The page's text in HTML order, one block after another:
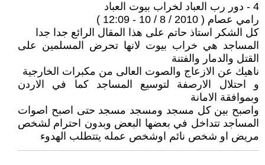
4 - دور رب العباد لخراب بيوت العباد
رامي عصام ( 2010 / 8 / 10 - 12:09 )
كل الشكر استاذ حاتم على هذا المقال الرائع جدا جدا
المساجد هي خراب بيوت لانها تحرض المسلمين على
القتل والدمار والفتنة
ناهيك عن الازعاج والصوت العالى من مكبرات الخارجية
و احتلال الارصفة لتوسيع المساجد كما في الاردن
وبموافقة الامانة
واصبح بين كل مسجد ومسجد مسجد حتى اصبح اصوات
المساجد تتداخل في بعضها البعض وبدون احترام لشخص
مريض او شخص نائم اوشخص عمله يتتطلب الهدوء